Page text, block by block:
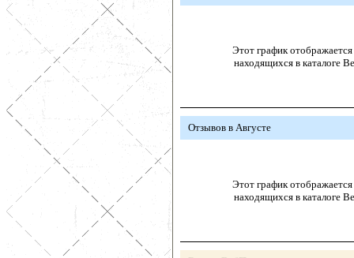
Этот график отображается
находящихся в каталоге
Отзывов в Августе
Этот график отображается
находящихся в каталоге